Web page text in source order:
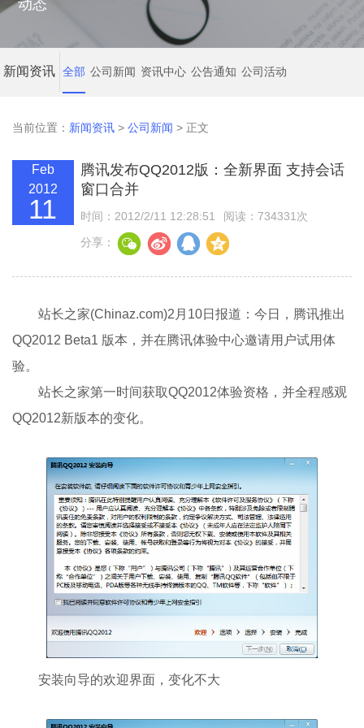
动态
新闻资讯 全部 公司新闻 资讯中心 公告通知 公司活动
当前位置： 新闻资讯 >公司新闻 > 正文
Feb
2012
11
腾讯发布QQ2012版：全新界面 支持会话
窗口合并
时间：2012/2/11 12:28:51
阅读：734331次
分享：
站长之家(Chinaz.com)2月10日报道：今日，腾讯推出
QQ2012 Beta1 版本，并在腾讯体验中心邀请用户试用体
验。
站长之家第一时间获取QQ2012体验资格，并全程感观
QQ2012新版本的变化。
安装向导的欢迎界面，变化不大